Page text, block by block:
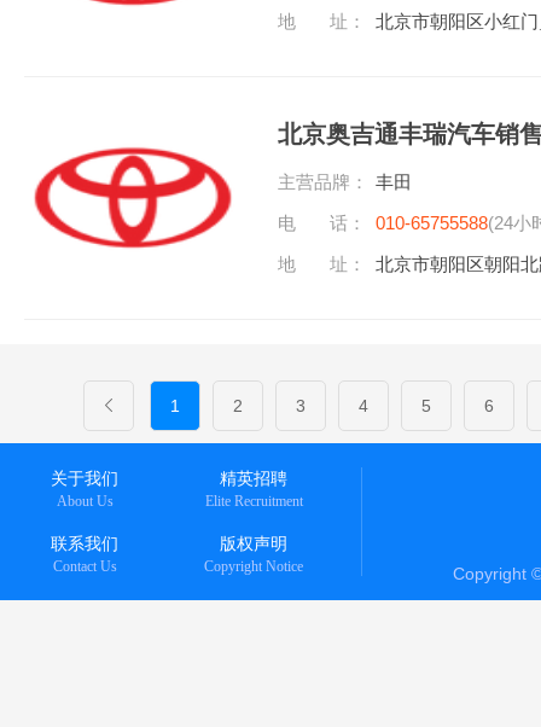
地 址： 北京市朝阳区小红
北京奥吉通丰瑞汽车销
主营品牌：
丰田
电 话：
010-65755588(24小
地 址：
北京市朝阳区朝阳
1 2 3 4 5 6
关于我们
About Us
精英招聘
Elite Recruitment
联系我们
Contact Us
版权声明
Copyright Notice Copyright